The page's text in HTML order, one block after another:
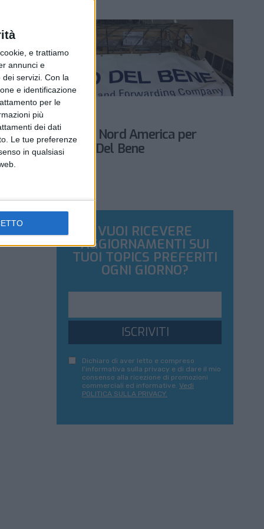
e trattiamo
annunci e
servizi. Con la
e identificazione
per le
più
dei dati
Le tue preferenze
in qualsiasi
aperture in Nord America per
e Savino Del Bene
CATEGORIA
GIUGNO 2020
VUOI RICEVERE
AGGIORNAMENTI SUI
TUOI TOPICS PREFERITI
OGNI GIORNO?
ISCRIVITI
Dichiaro di aver letto e compreso
l'informativa sulla privacy e di dare il mio
consenso alla ricezione di promozioni
commerciali ed informative. Vedi
POLITICA SULLA PRIVACY.